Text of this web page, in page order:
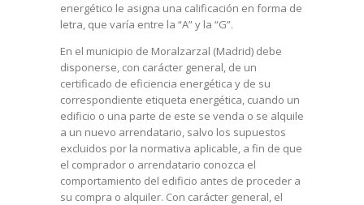
energético le asigna una calificación en forma de
letra, que varía entre la “A” y la “G”.
En el municipio de Moralzarzal (Madrid) debe
disponerse, con carácter general, de un
certificado de eficiencia energética y de su
correspondiente etiqueta energética, cuando un
edificio o una parte de este se venda o se alquile
a un nuevo arrendatario, salvo los supuestos
excluidos por la normativa aplicable, a fin de que
el comprador o arrendatario conozca el
comportamiento del edificio antes de proceder a
su compra o alquiler. Con carácter general, el